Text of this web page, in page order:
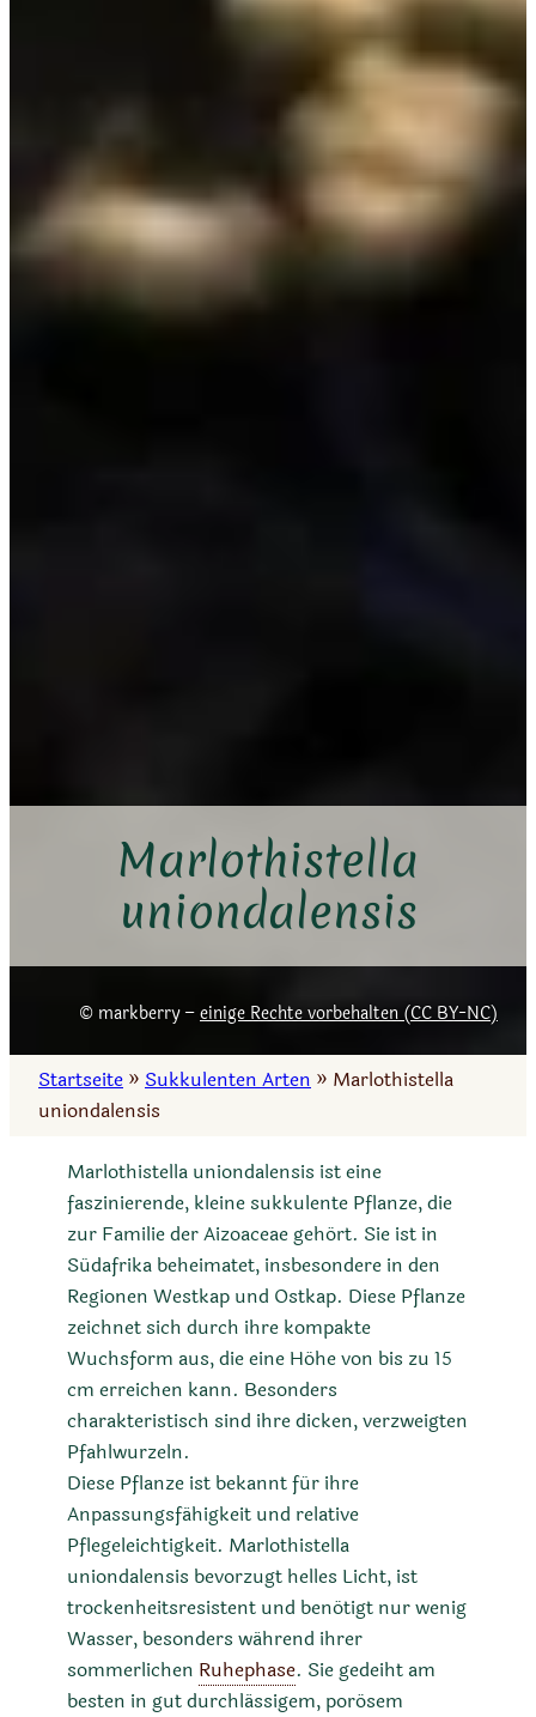
Marlothistella
uniondalensis
markberry –einige Rechte vorbehalten (CC BY-NC)
Startseite » Sukkulenten Arten » Marlothistella
uniondalensis
Marlothistella uniondalensis ist eine
faszinierende, kleine sukkulente Pflanze, die
zur Familie der Aizoaceae gehört. Sie ist in
Südafrika beheimatet, insbesondere in den
Regionen Westkap und Ostkap. Diese Pflanze
zeichnet sich durch ihre kompakte
Wuchsform aus, die eine Höhe von bis zu 15
cm erreichen kann. Besonders
charakteristisch sind ihre dicken, verzweigten
Pfahlwurzeln.
Diese Pflanze ist bekannt für ihre
Anpassungsfähigkeit und relative
Pflegeleichtigkeit. Marlothistella
uniondalensis bevorzugt helles Licht, ist
trockenheitsresistent und benötigt nur wenig
Wasser, besonders während ihrer
sommerlichen Ruhephase. Sie gedeiht am
besten in gut durchlässigem, porösem